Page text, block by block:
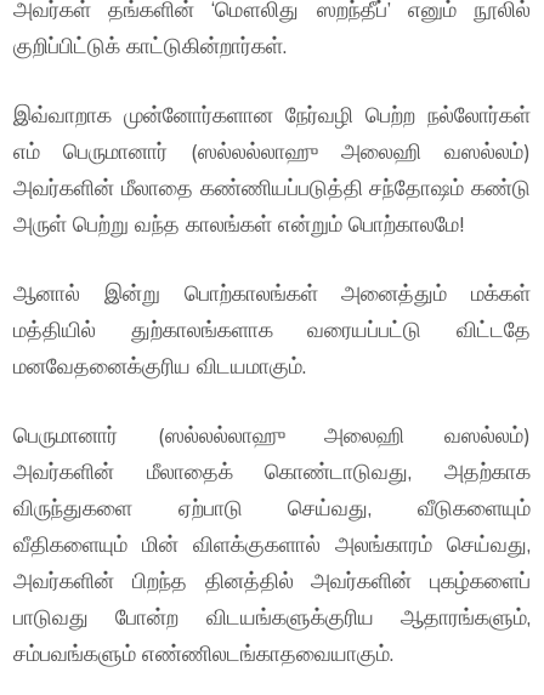
அவர்கள் தங்களின் ‘மௌலிது ஸறந்தீப்’ எனும் நூலில்
குறிப்பிட்டுக் காட்டுகின்றார்கள்.
இவ்வாறாக முன்னோர்களான நேர்வழி பெற்ற நல்லோர்கள்
எம் பெருமானார் (ஸல்லல்லாஹு அலைஹி வஸல்லம்)
அவர்களின் மீலாதை கண்ணியப்படுத்தி சந்தோஷம் கண்டு
அருள் பெற்று வந்த காலங்கள் என்றும் பொற்காலமே!
ஆனால் இன்று பொற்காலங்கள் அனைத்தும் மக்கள்
மத்தியில் துற்காலங்களாக வரையப்பட்டு விட்டதே
மனவேதனைக்குரிய விடயமாகும்.
பெருமானார் (ஸல்லல்லாஹு அலைஹி வஸல்லம்)
அவர்களின் மீலாதைக் கொண்டாடுவது, அதற்காக
விருந்துகளை ஏற்பாடு செய்வது, வீடுகளையும்
வீதிகளையும் மின் விளக்குகளால் அலங்காரம் செய்வது,
அவர்களின் பிறந்த தினத்தில் அவர்களின் புகழ்களைப்
பாடுவது போன்ற விடயங்களுக்குரிய ஆதாரங்களும்,
சம்பவங்களும் எண்ணிலடங்காதவையாகும்.